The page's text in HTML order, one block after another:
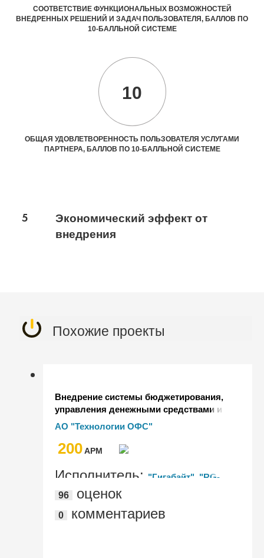
СООТВЕТСТВИЕ ФУНКЦИОНАЛЬНЫХ ВОЗМОЖНОСТЕЙ
ВНЕДРЕННЫХ РЕШЕНИЙ И ЗАДАЧ ПОЛЬЗОВАТЕЛЯ, БАЛЛОВ ПО
10-БАЛЛЬНОЙ СИСТЕМЕ
10
ОБЩАЯ УДОВЛЕТВОРЕННОСТЬ ПОЛЬЗОВАТЕЛЯ УСЛУГАМИ
ПАРТНЕРА, БАЛЛОВ ПО 10-БАЛЛЬНОЙ СИСТЕМЕ
5
Экономический эффект от
внедрения
Похожие проекты
Внедрение системы бюджетирования,
управления денежными средствами и
формирования управленческой
предприятия АО "Технологии ОФС"
АО "Технологии ОФС"
200AРМ
Исполнитель: "Гигабайт", "RG-
Soft"
96 оценок
0 комментариев